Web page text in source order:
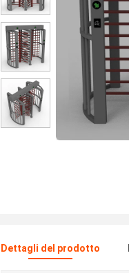
Dettagli del prodotto